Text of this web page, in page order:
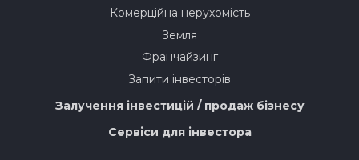
Комерційна нерухомість
Земля
Франчайзинг
Запити інвесторів
Залучення інвестицій / продаж бізнесу
Сервіси для інвестора